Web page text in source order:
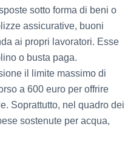
sotto forma di beni o
assicurative, buoni
ai propri lavoratori. Esse
o busta paga.
il limite massimo di
a 600 euro per offrire
Soprattutto, nel quadro dei
sostenute per acqua,